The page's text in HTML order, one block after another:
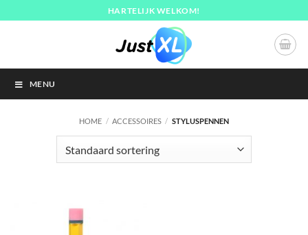
naar
HARTELIJK WELKOM!
MENU
HOME / ACCESSOIRES / STYLUSPENNEN